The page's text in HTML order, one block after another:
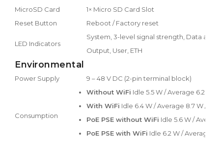
MicroSD Card
1× Micro SD Card Slot
Reset Button
Reboot / Factory reset
LED Indicators
System, 3-level signal strength, Data
Output, User, ETH
Environmental
Power Supply 9 – 48 V DC (2-pin terminal block)
Consumption
Without WiFi Idle 5.5 W / Average 6.2 W /
With WiFi Idle 6.4 W / Average 8.7 W /
PoE PSE without WiFi Idle 5.6 W /
PoE PSE with WiFi Idle 6.2 W / Average